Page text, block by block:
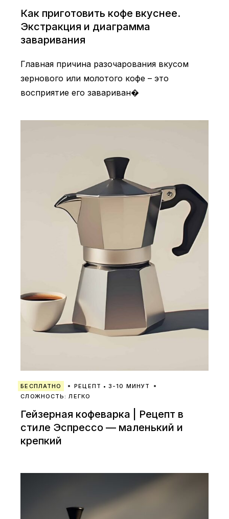
Как приготовить кофе вкуснее.
Экстракция и диаграмма
заваривания
Главная причина разочарования вкусом
зернового или молотого кофе – это
восприятие его завариван�
БЕСПЛАТНО
РЕЦЕПТ • 3-10 МИНУТ
СЛОЖНОСТЬ: ЛЕГКО
Гейзерная кофеварка | Рецепт в
стиле Эспрессо — маленький и
крепкий